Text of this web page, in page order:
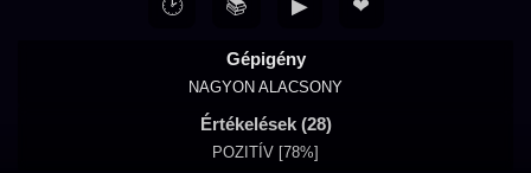
Gépigény
NAGYON ALACSONY
Értékelések (28)
POZITÍV [78%]
🕑 📚 ▶ ❤